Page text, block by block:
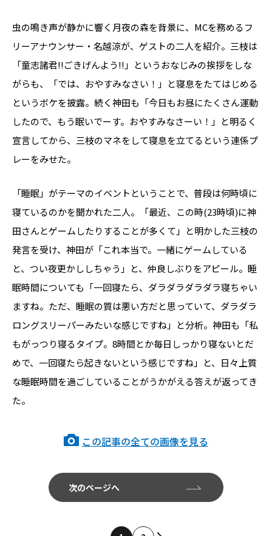
虫の鳴き声が静かに響く月夜の森を背景に、MCを務めるフ
リーアナウンサー・名越涼が、ゲストの二人を紹介。三枝は
「童志諸君!!ごきげんよう!!」というおなじみの挨拶をしな
がらも、「では、おやすみなさい！」と寝息をたてはじめる
というボケを披露。続く神田も「今日もお昼にたくさん運動
したので、もう眠いでーす。おやすみなさーい！」と明るく
宣言してから、三枝のマネをして寝息を立てるという連係プ
レーをみせた。
「睡眠」がテーマのイベントということで、普段は何時頃に
寝ているのかを聞かれた二人。「最近、この時(23時頃)に神
田さんとゲームしたりすることが多くて」と明かした三枝の
発言を受け、神田が「これ本当で。一緒にゲームしている
と、つい夜更かししちゃう」と、仲良しぶりをアピール。睡
眠時間についても「一回寝たら、ダラダラダラダラ寝ちゃい
ますね。ただ、睡眠の質は悪い方だと思っていて、ダラダラ
ロングスリーパーみたいな感じですね」と分析。神田も「私
もがっつり寝るタイプ。8時間とか毎日しっかり寝ないとだ
めで、一回寝たら起きないという感じですね」と、日々上質
な睡眠時間を過ごしていることがうかがえる答えが返ってき
た。
この記事の全ての画像を見る
次のページへ